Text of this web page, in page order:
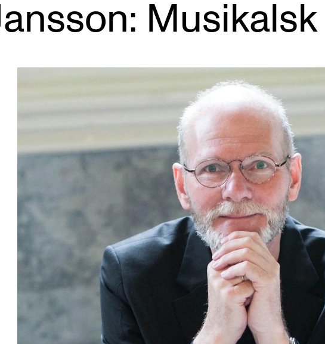
Salane våre
AKTUELT
Arrangementer og konserter
Nyheter og historier
Ledige stillinger